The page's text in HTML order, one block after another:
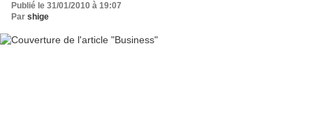
Publié le 31/01/2010 à 19:07
Par shige